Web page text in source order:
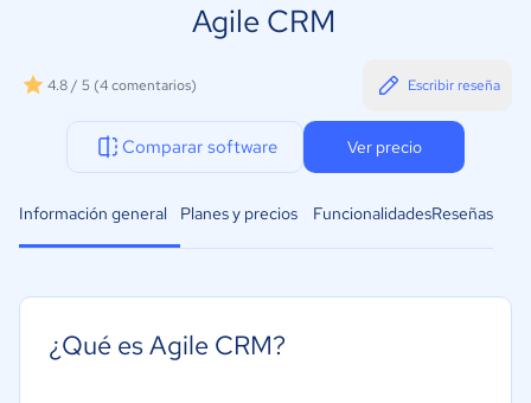
Agile CRM
4.8 / 5 (4 comentarios) Escribir reseña
Comparar software Ver precio
Información general Planes y precios FuncionalidadesReseñas
¿Qué es Agile CRM?